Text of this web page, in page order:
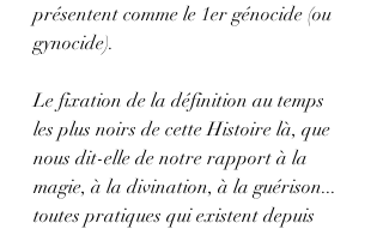
présentent comme le 1er génocide (ou
gynocide).
Le fixation de la définition au temps
les plus noirs de cette Histoire là, que
nous dit-elle de notre rapport à la
magie, à la divination, à la guérison...
toutes pratiques qui existent depuis